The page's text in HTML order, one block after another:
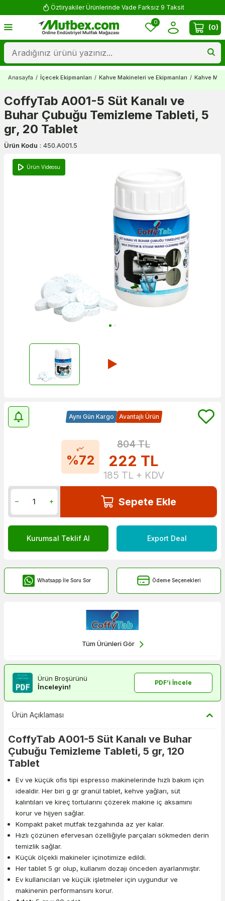
Öztiryakiler Ürünlerinde Vade Farksız 9 Taksit
0
(0)
Anasayfa / İçecek Ekipmanları / Kahve Makineleri ve Ekipmanları / Kahve
CoffyTab A001-5 Süt Kanalı ve
Buhar Çubuğu Temizleme Tableti, 5
gr, 20 Tablet
Ürün Kodu : 450.A001.5
Ürün Videosu
Aynı Gün Kargo Avantajlı Ürün
%72
804TL
222 TL
185 TL + KDV
Sepete Ekle
Kurumsal Teklif Al Export Deal
Whatsapp İle Soru Sor Ödeme Seçenekleri
Tüm Ürünleri Gör
Ürün Broşürünü
İnceleyin!
PDF’i İncele
Ürün Açıklaması
CoffyTab A001-5 Süt Kanalı ve Buhar
Çubuğu Temizleme Tableti, 5 gr, 120
Tablet
Ev ve küçük ofis tipi espresso makinelerinde hızlı bakım için
idealdir. Her biri g gr granül tablet, kehve yağları, süt
kalıntıları ve kireç tortularını çözerek makine iç aksamını
korur ve hijyen sağlar.
Kompakt paket mutfak tezgahında az yer kalar.
Hızlı çözünen efervesan özelliğiyle parçaları sökmeden derin
temizlik sağlar.
Küçük ölçekli makineler içinotimize edildi.
Her tablet 5 gr olup, kullanım dozajı önceden ayarlanmıştır.
Ev kullanıcıları ve küçük işletmeler için uygundur ve
makinenin performansını korur.